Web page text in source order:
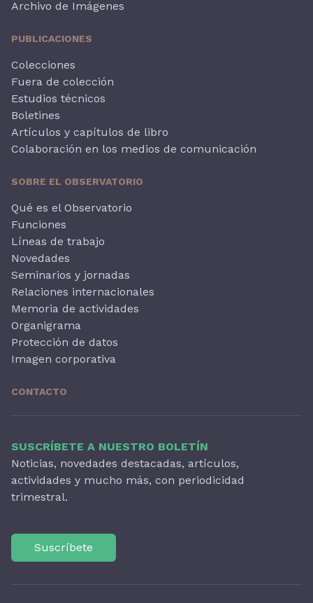
Archivo de Imágenes
PUBLICACIONES
Colecciones
Fuera de colección
Estudios técnicos
Boletines
Artículos y capítulos de libro
Colaboración en los medios de comunicación
SOBRE EL OBSERVATORIO
Qué es el Observatorio
Funciones
Líneas de trabajo
Novedades
Seminarios y jornadas
Relaciones internacionales
Memoria de actividades
Organigrama
Protección de datos
Imagen corporativa
CONTACTO
SUSCRÍBETE A NUESTRO BOLETÍN
Noticias, novedades destacadas, artículos,
actividades y mucho más, con periodicidad
trimestral.
Suscríbete